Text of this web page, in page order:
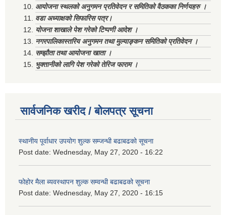
आयोजना स्थलको अनुगमन प्रतिवेदन र समितिको वैठकका निर्णयहरु ।
वडा अध्याक्षको सिफारिस पत्र।
योजना शाखाले पेश गरेको टिप्पणी आदेश ।
नगरपालिकास्तरिय अनुगमन तथा मुल्याङ्कन समितिको प्रतिवेदन ।
सम्झौता तथा आयोजना खाता ।
भुक्तानीको लागि पेश गरेको तेरिज फाराम ।
सार्वजनिक खरीद / बोलपत्र सूचना
स्थानीय पूर्वाधार उपयोग शुल्क सम्जन्धी बढाबढको सूचना
Post date: Wednesday, May 27, 2020 - 16:22
फोहोर मैला ब्यवस्थापन शुल्क सम्वन्धी बढाबढको सूचना
Post date: Wednesday, May 27, 2020 - 16:15